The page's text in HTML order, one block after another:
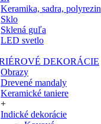
Keramika, sadra, polyrezin
Sklo
Sklená guľa
LED svetlo
DEKORÁCIE
Obrazy
Drevené mandaly
Keramické taniere
+
Indické dekorácie